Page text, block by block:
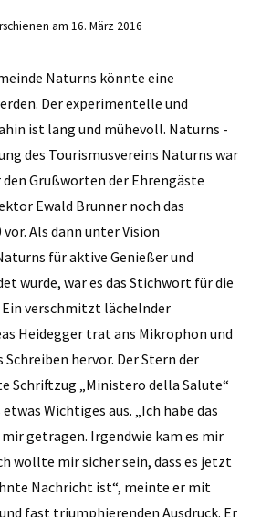
am 16. März 2016
Naturns könnte eine
Der experimentelle und
ist lang und mühevoll. Naturns -
des Tourismusvereins ­Naturns war
Grußworten der Ehrengäste
Ewald Brunner noch das
Als dann unter Vision
für aktive Genießer und
wurde, war es das Stichwort für die
Ein verschmitzt lächelnder
Heidegger trat ans Mikrophon und
hervor. Der Stern der
Schriftzug „Ministero della Salute“
Wichtiges aus. „Ich habe das
getragen. Irgendwie kam es mir
wollte mir sicher sein, dass es jetzt
Nachricht ist“, meinte er mit
fast triumphierenden Ausdruck. Er